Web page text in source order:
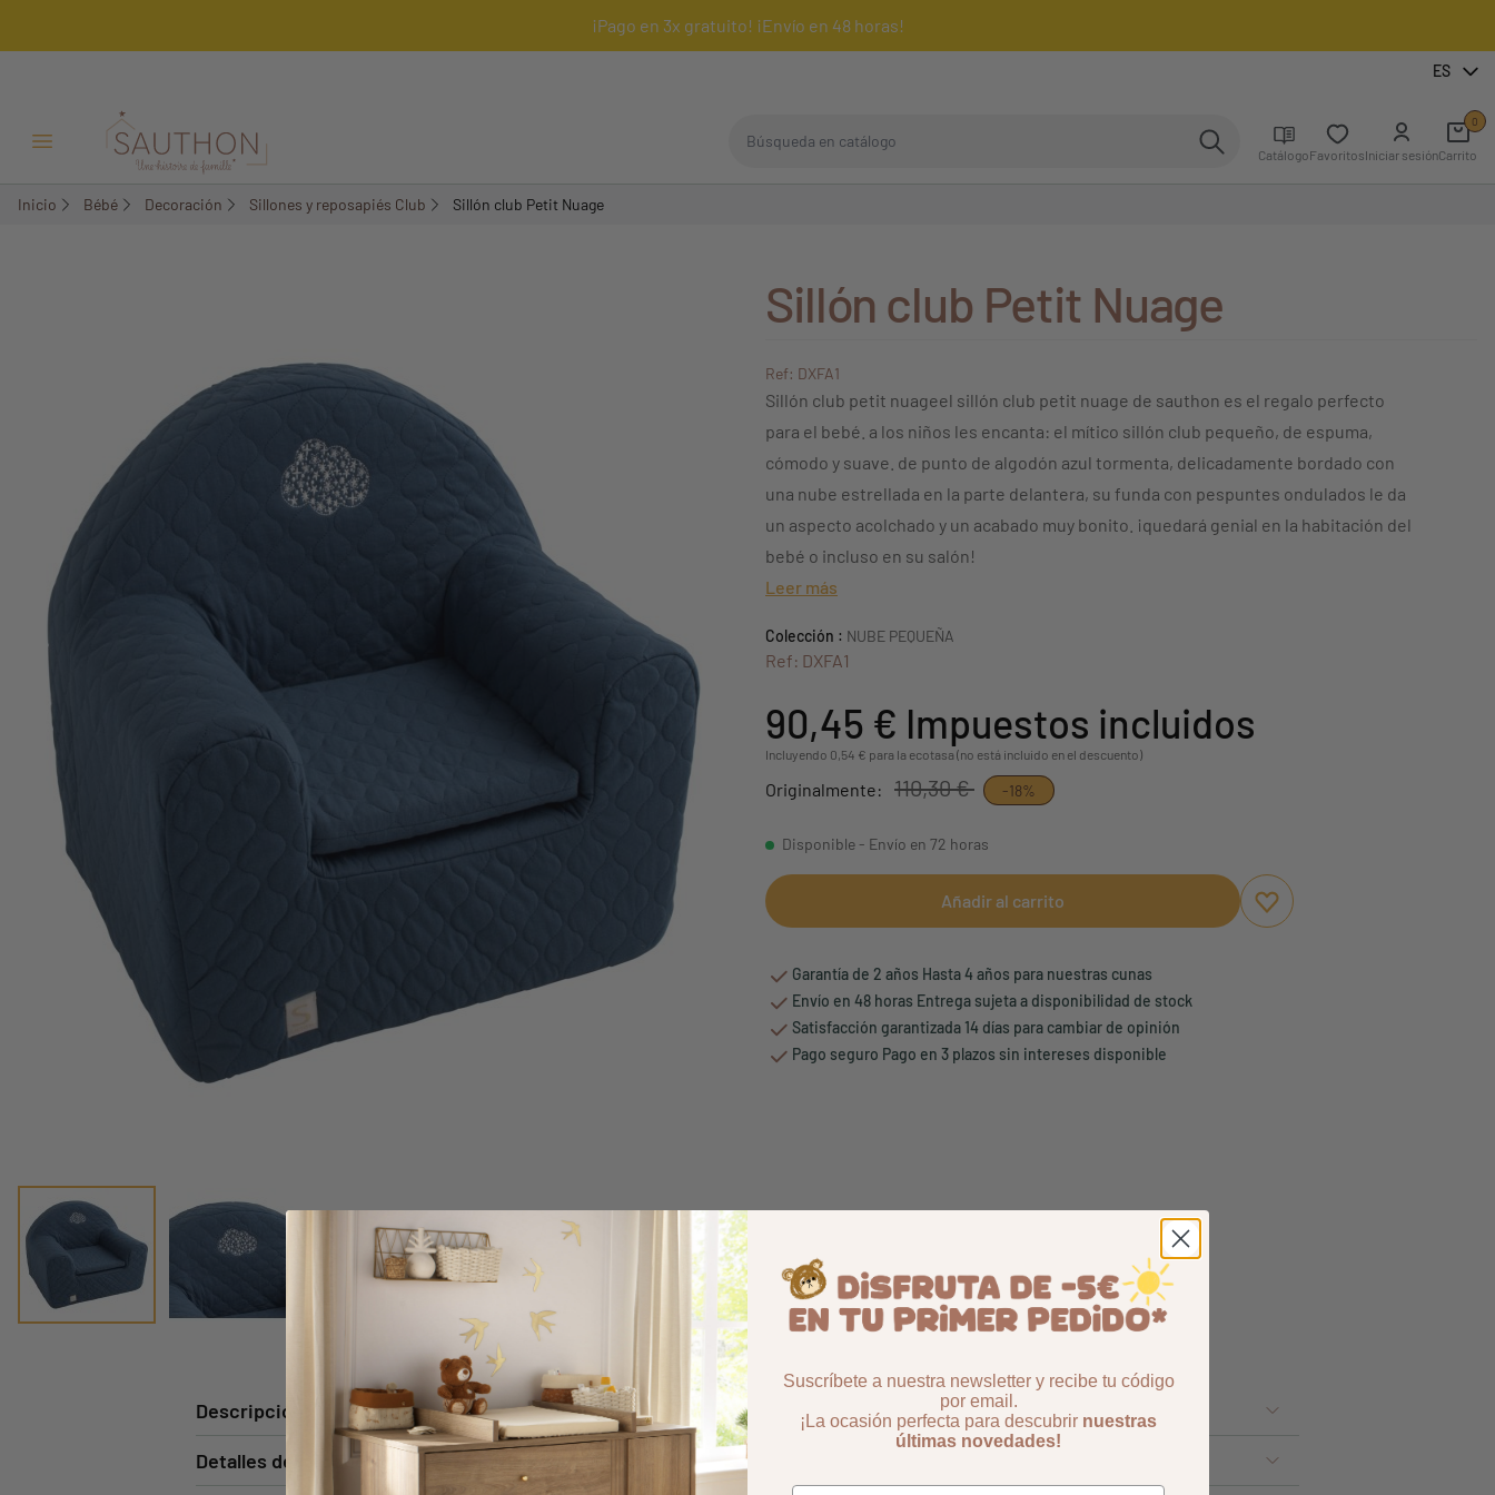
¡Pago en 3x gratuito! ¡Envío en 48 horas!
ES
Menú Abrir/Cerrar CatálogoFavoritosIniciar sesiónCarrito
0
Inicio Bébé Decoración Sillones y reposapiés Club Sillón club Petit Nuage
Sillón club Petit Nuage
Ref: DXFA1
Sillón club petit nuageel sillón club petit nuage de sauthon es el regalo perfecto
para el bebé. a los niños les encanta: el mítico sillón club pequeño, de espuma,
cómodo y suave. de punto de algodón azul tormenta, delicadamente bordado con
una nube estrellada en la parte delantera, su funda con pespuntes ondulados le da
un aspecto acolchado y un acabado muy bonito. ¡quedará genial en la habitación del
bebé o incluso en su salón!
Leer más
Colección : NUBE PEQUEÑA
Ref: DXFA1
90,45 € Impuestos incluidos
Incluyendo 0,54 € para la ecotasa (no está incluido en el descuento)
Originalmente: 110,30 € -18%
Disponible - Envío en 72 horas
Añadir al carrito
Aggiungi ai preferiti
borrar favoritos
Garantía de 2 años Hasta 4 años para nuestras cunas
Envío en 48 horas Entrega sujeta a disponibilidad de stock
Satisfacción garantizada 14 días para cambiar de opinión
Pago seguro Pago en 3 plazos sin intereses disponible
Descripción
Detalles del producto
Suscríbete a nuestra newsletter y recibe tu código
por email.
¡La ocasión perfecta para descubrir nuestras
últimas novedades!